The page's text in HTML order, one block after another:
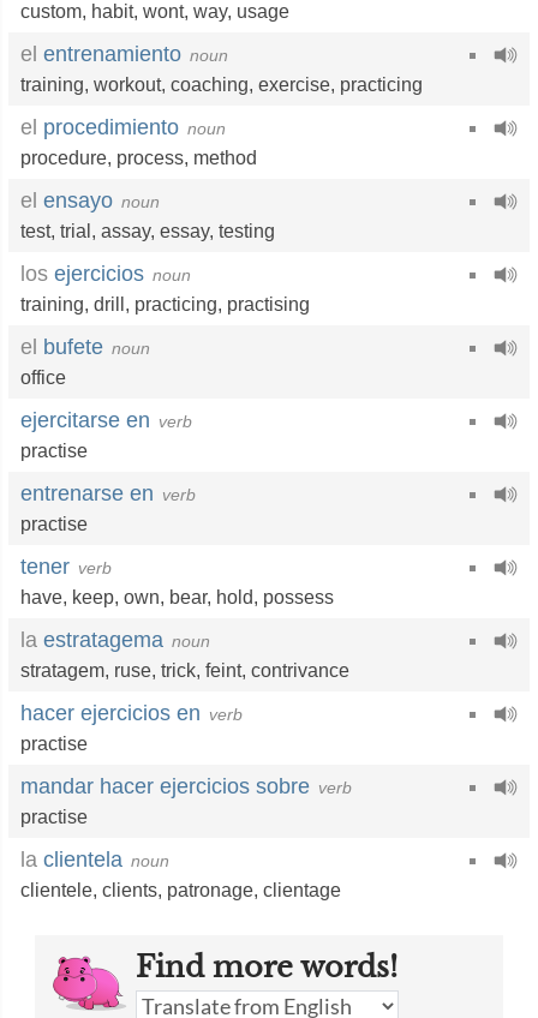
custom, habit, wont, way, usage
el entrenamiento noun
training, workout, coaching, exercise, practicing
el procedimiento noun
procedure, process, method
el ensayo noun
test, trial , assay, essay, testing
los ejercicios noun
training, drill , practicing, practising
el bufete noun
office
ejercitarse en verb
practise
entrenarse en verb
practise
tener verb
have, keep, own, bear, hold, possess
la estratagema noun
stratagem, ruse, trick, feint, contrivance
hacer ejercicios en verb
practise
mandar hacer ejercicios sobre verb
practise
la clientela noun
clientele, clients, patronage, clientage
Find more words!